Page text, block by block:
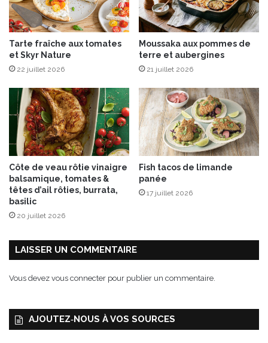
3
0
%
d
e
s
!
Tarte fraîche aux tomates
et Skyr Nature
22 juillet 2026
Moussaka aux pommes de
terre et aubergines
21 juillet 2026
Côte de veau rôtie vinaigre
balsamique, tomates &
têtes d’ail rôties, burrata,
basilic
20 juillet 2026
Fish tacos de limande
panée
17 juillet 2026
LAISSER UN COMMENTAIRE
Vous devez vous connecter pour publier un commentaire.
AJOUTEZ‑NOUS À VOS SOURCES